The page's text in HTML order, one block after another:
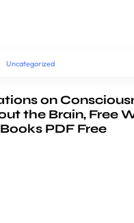
Uncategorized
on
the Brain, Free
PDF Free